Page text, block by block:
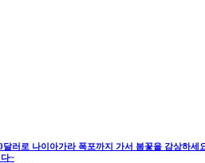
러로 나이아가라 폭포까지 가서 봄꽃을 감상하세
~